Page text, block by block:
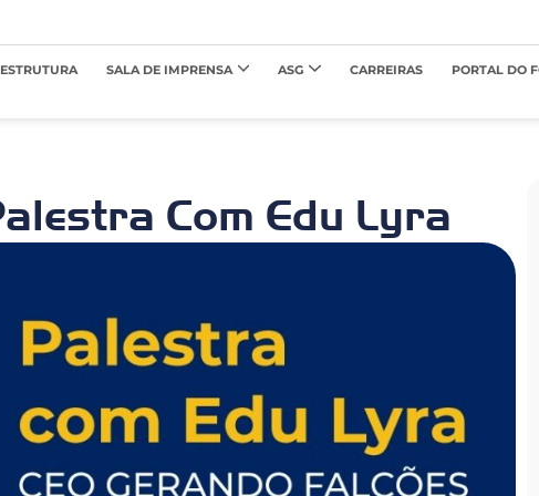
ESTRUTURA SALA DE IMPRENSA ASG CARREIRAS PORTAL DO
Com Edu Lyra